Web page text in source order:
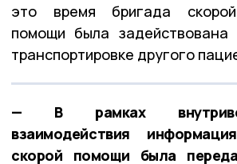
это время бригада
помощи была задействована
транспортировке другого
— В рамках
взаимодействия
скорой помощи была